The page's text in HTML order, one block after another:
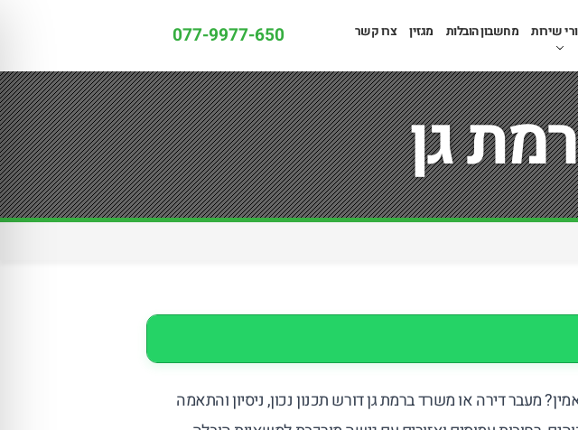
שירות מחשבון הובלות מגזין צרו קשר 077-9977-650
גן
מעבר דירה או משרד ברמת גן דורש תכנון נכון, ניסיון והתאמה